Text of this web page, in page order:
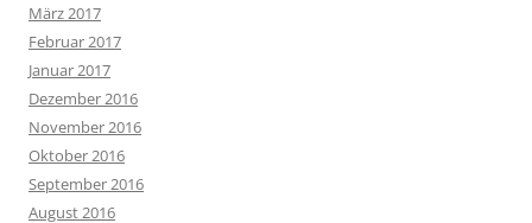
März 2017
Februar 2017
Januar 2017
Dezember 2016
November 2016
Oktober 2016
September 2016
August 2016